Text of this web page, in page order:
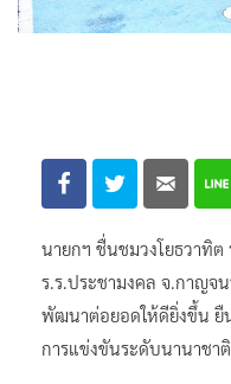
นายกฯ ชื่นชมวงโยธวาทิ
ร.ร.ประชามงคล จ.กาญจ
พัฒนาต่อยอดให้ดียิ่งขึ้น
การแข่งขันระดับนานาชาติ